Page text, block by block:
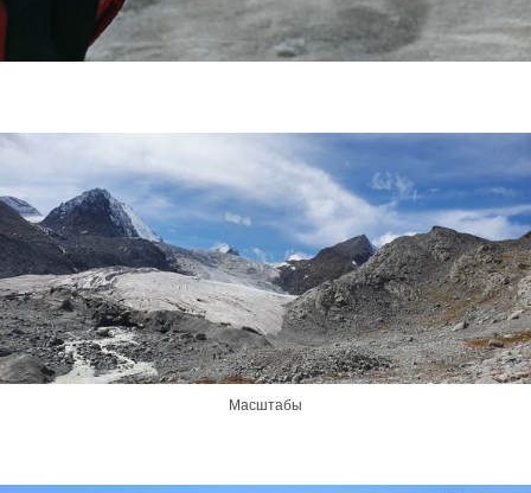
Масштабы